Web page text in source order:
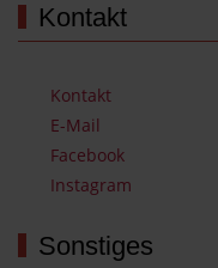
Kontakt
Kontakt
E-Mail
Facebook
Instagram
Sonstiges